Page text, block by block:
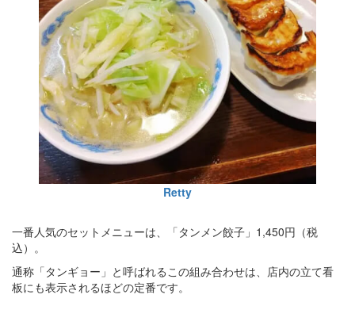
Retty
一番人気のセットメニューは、「タンメン餃子」1,450円（税
込）。
通称「タンギョー」と呼ばれるこの組み合わせは、店内の立て看
板にも表示されるほどの定番です。